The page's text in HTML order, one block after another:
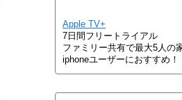
Apple TV+
7日間フリートライアル
ファミリー共有で最大5人の
iphoneユーザーにおすすめ！